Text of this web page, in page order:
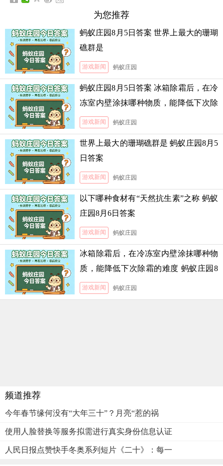
为您推荐
蚂蚁庄园8月5日答案 世界上最大的珊瑚
礁群是
游戏新闻 蚂蚁庄园
蚂蚁庄园8月5日答案 冰箱除霜后，在冷
冻室内壁涂抹哪种物质，能降低下次除
霜的难度
游戏新闻 蚂蚁庄园
世界上最大的珊瑚礁群是 蚂蚁庄园8月5
日答案
游戏新闻 蚂蚁庄园
以下哪种食材有“天然抗生素”之称 蚂蚁
庄园8月6日答案
游戏新闻 蚂蚁庄园
冰箱除霜后，在冷冻室内壁涂抹哪种物
质，能降低下次除霜的难度 蚂蚁庄园8
月5日答案
游戏新闻 蚂蚁庄园
频道推荐
今年春节缘何没有“大年三十”？月亮“惹的祸
使用人脸替换等服务拟需进行真实身份信息认证
人民日报点赞快手冬奥系列短片《二十》：每一